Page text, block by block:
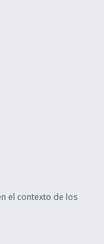
el contexto de los